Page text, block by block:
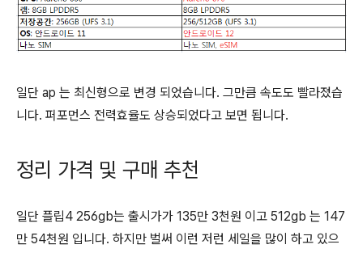
일단 ap 는 최신형으로 변경 되었습니다. 그만큼 속도도 빨라졌습
니다. 퍼포먼스 전력효율도 상승되었다고 보면 됩니다.
정리 가격 및 구매 추천
일단 플립4 256gb는 출시가가 135만 3천원 이고 512gb 는 147
만 54천원 입니다. 하지만 벌써 이런 저런 세일을 많이 하고 있으